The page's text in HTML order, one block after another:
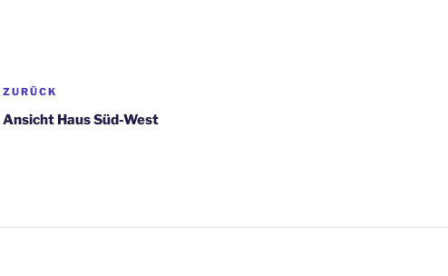
Beitragsnavigation
Vorheriger
Beitrag
ZURÜCK
Ansicht Haus Süd-West